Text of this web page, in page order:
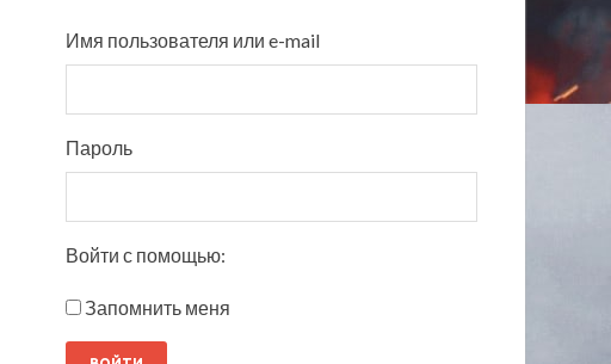
Имя пользователя или e-mail
Пароль
Войти с помощью:
Запомнить меня